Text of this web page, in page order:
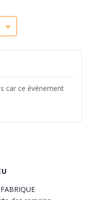
car ce évènement